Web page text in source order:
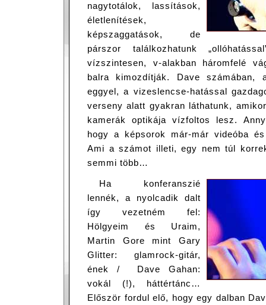
nagytotálok, lassítások,
életlenítések,
képszaggatások, de
párszor találkozhatunk
vízszintesen, v-alakban háromfelé
balra kimozdítják. Dave számában,
eggyel, a vizeslencse-hatással
verseny alatt gyakran láthatunk,
kamerák optikája vízfoltos lesz.
hogy a képsorok már-már videóba
Ami a számot illeti, egy nem túl
semmi több…
Ha konferanszié
lennék, a nyolcadik dalt
így vezetném fel:
Hölgyeim és Uraim,
Martin Gore mint Gary
Glitter: glamrock-gitár,
ének / Dave Gahan:
vokál (!), háttértánc…
Először fordul elő, hogy egy dalban